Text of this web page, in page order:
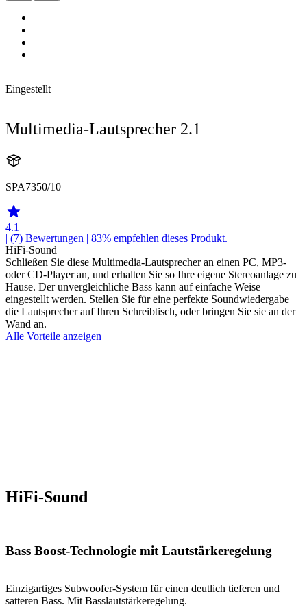
Eingestellt
Multimedia-Lautsprecher 2.1
SPA7350/10
4.1
| (7) Bewertungen | 83% empfehlen dieses Produkt.
HiFi-Sound
Schließen Sie diese Multimedia-Lautsprecher an einen PC, MP3-
oder CD-Player an, und erhalten Sie so Ihre eigene Stereoanlage zu
Hause. Der unvergleichliche Bass kann auf einfache Weise
eingestellt werden. Stellen Sie für eine perfekte Soundwiedergabe
die Lautsprecher auf Ihren Schreibtisch, oder bringen Sie sie an der
Wand an.
Alle Vorteile anzeigen
HiFi-Sound
Bass Boost-Technologie mit Lautstärkeregelung
Einzigartiges Subwoofer-System für einen deutlich tieferen und
satteren Bass. Mit Basslautstärkeregelung.